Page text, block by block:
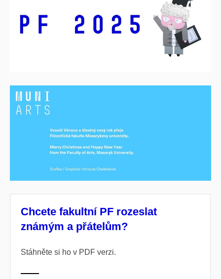
Chcete fakultní PF rozeslat
známým a přátelům?
Stáhněte si ho v PDF verzi.